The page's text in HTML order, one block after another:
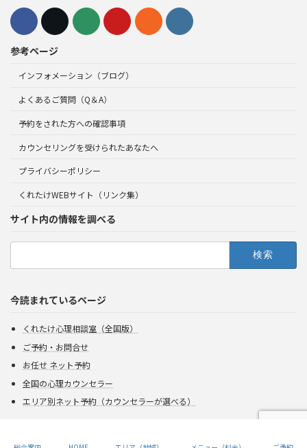
参考ページ
インフォメーション（ブログ）
よくあるご質問（Q＆A）
予約をされた方への確認事項
カウンセリングを受けられたあなたへ
プライバシーポリシー
くれたけWEBサイト（リンク集）
サイト内の情報を調べる
検
今読まれているページ
くれたけ心理相談室（全国版）
ご予約・お問合せ
お任せ ネット予約
全国の心理カウンセラー
エリア別ネット予約（カウンセラーが選べる）
Copyright 2026 Kuretake All rights reserved.